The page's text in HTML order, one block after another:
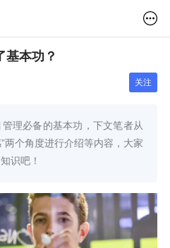
基本功？
关注
理必备的基本功，下文笔者从
两个角度进行介绍等内容，大家
识吧！